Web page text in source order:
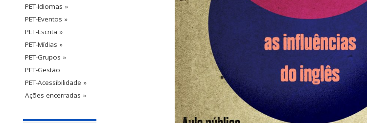
PET-Idiomas »
PET-Eventos »
PET-Escrita »
PET-Mídias »
PET-Grupos »
PET-Gestão
PET-Acessibilidade »
Ações encerradas »